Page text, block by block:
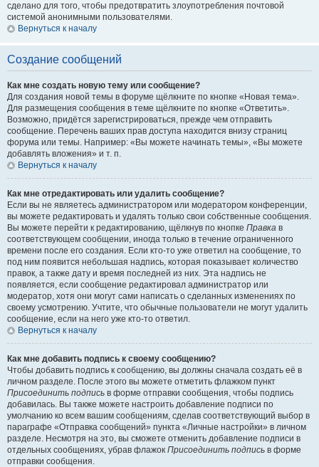
сделано для того, чтобы предотвратить злоупотребления почтовой
системой анонимными пользователями.
Вернуться к началу
Создание сообщений
Как мне создать новую тему или сообщение?
Для создания новой темы в форуме щёлкните по кнопке «Новая тема».
Для размещения сообщения в теме щёлкните по кнопке «Ответить».
Возможно, придётся зарегистрироваться, прежде чем отправить
сообщение. Перечень ваших прав доступа находится внизу страниц
форума или темы. Например: «Вы можете начинать темы», «Вы можете
добавлять вложения» и т. п.
Вернуться к началу
Как мне отредактировать или удалить сообщение?
Если вы не являетесь администратором или модератором конференции,
вы можете редактировать и удалять только свои собственные сообщения.
Вы можете перейти к редактированию, щёлкнув по кнопке Правка в
соответствующем сообщении, иногда только в течение ограниченного
времени после его создания. Если кто-то уже ответил на сообщение, то
под ним появится небольшая надпись, которая показывает количество
правок, а также дату и время последней из них. Эта надпись не
появляется, если сообщение редактировал администратор или
модератор, хотя они могут сами написать о сделанных изменениях по
своему усмотрению. Учтите, что обычные пользователи не могут удалить
сообщение, если на него уже кто-то ответил.
Вернуться к началу
Как мне добавить подпись к своему сообщению?
Чтобы добавить подпись к сообщению, вы должны сначала создать её в
личном разделе. После этого вы можете отметить флажком пункт
Присоединить подпись в форме отправки сообщения, чтобы подпись
добавилась. Вы также можете настроить добавление подписи по
умолчанию ко всем вашим сообщениям, сделав соответствующий выбор в
параграфе «Отправка сообщений» пункта «Личные настройки» в личном
разделе. Несмотря на это, вы сможете отменить добавление подписи в
отдельных сообщениях, убрав флажок Присоединить подпись в форме
отправки сообщения.